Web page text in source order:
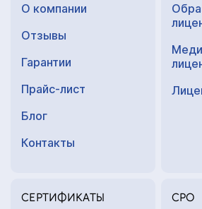
О компании
Отзывы
Гарантии
Прайс-лист
Блог
Контакты
СЕРТИФИКАТЫ СРО